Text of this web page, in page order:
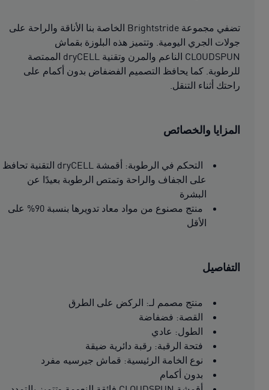
تضفي مجموعة Brightstride الخاصة بنا الأناقة والراحة على
جولات الجري اليومية. وتتميز هذه البلوزة بقماش
CLOUDSPUN الناعم والمرن وتقنية dryCELL الممتصة
للرطوبة. كما يحافظ التصميم الفضفاض بدون أكمام على
راحتك أثناء التنقل.
المزايا والخصائص
التحكم في الرطوبة: أقمشة dryCELL التقنية تحافظ
على الجفاف والراحة وتمتص الرطوبة بعيدًا عن
البشرة
منتج مصنوع من مواد معاد تدويرها بنسبة 90% على
الأقل
التفاصيل
منتج مصمم لـ: الركض على الطرق
القصة: فضفاضة
الطول: عادي
فتحة الرقبة: رقبة دائرية ضيقة
نوع الخامة الرئيسية: قماش جيرسيه مفرد
بدون أكمام